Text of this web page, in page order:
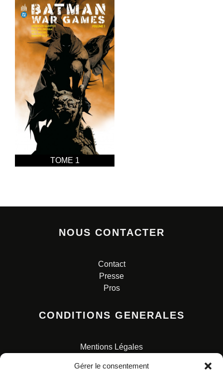
Gérer le consentement
TOME 1
NOUS CONTACTER
Contact
Presse
Pros
CONDITIONS GENERALES
Mentions Légales
Charte pour la protection des données personnelles